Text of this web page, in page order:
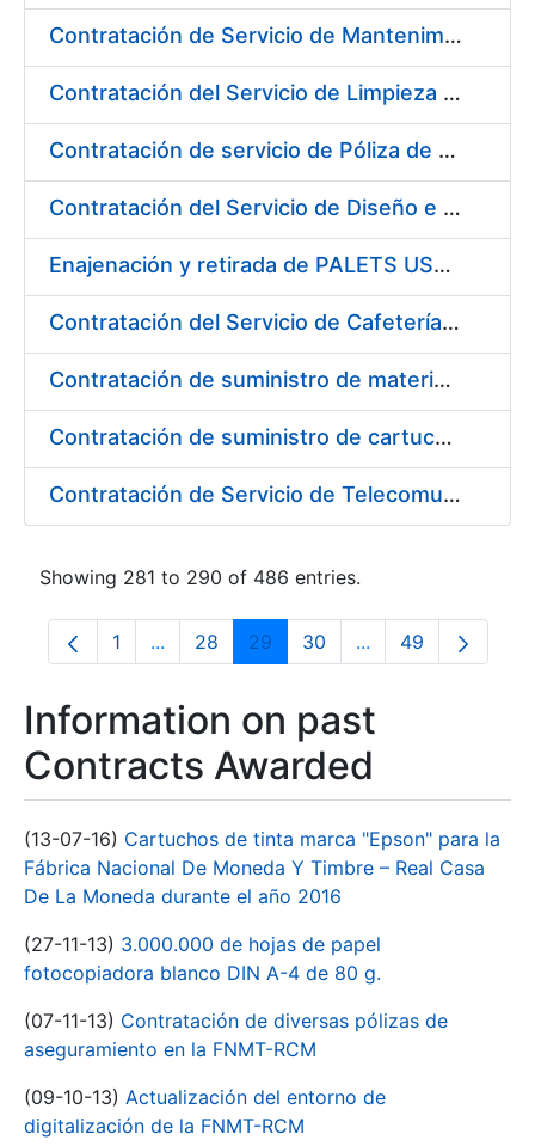
Show/Hide
Contratación de Servicio de Mantenimiento y Conservación de Plantas y Flores en los Centros de la FNMT-RCM
Contratación del Servicio de Limpieza en la Fábrica de Papel de Seguridad de Burgos de la FNMT-RCM
Contratación de servicio de Póliza de Seguro Colectivo de Asistencia Sanitaria
Contratación del Servicio de Diseño e Implantación de la Tienda Virtual de la FNMT-RCM
Enajenación y retirada de PALETS USADOS durante 2017
Contratación del Servicio de Cafetería-Restaurante en la Sede Central de la FNMT-RCM en Madrid
Contratación de suministro de materiales para dotar de redundancia los equipos informáticos de la FNMT-RCM
Contratación de suministro de cartuchos de tinta marca "EPSON"
Contratación de Servicio de Telecomunicaciones en la Fábrica Nacional de Moneda y Timbre-Real Casa de la Moneda
Showing 281 to 290 of 486 entries.
Page
1 ...Intermediate Pages Use TAB to navigate.
Page
28 Page
29 Page
30 ...Intermediate
Page
49
Information on past
Contracts Awarded
(13-07-16) Cartuchos de tinta marca "Epson" para la
Fábrica Nacional De Moneda Y Timbre – Real Casa
De La Moneda durante el año 2016
(27-11-13) 3.000.000 de hojas de papel
fotocopiadora blanco DIN A-4 de 80 g.
(07-11-13) Contratación de diversas pólizas de
aseguramiento en la FNMT-RCM
(09-10-13) Actualización del entorno de
digitalización de la FNMT-RCM